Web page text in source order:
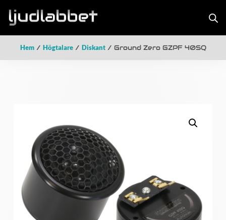
Hem/ Högtalare/ Diskant/ Ground Zero GZPF 40SQ